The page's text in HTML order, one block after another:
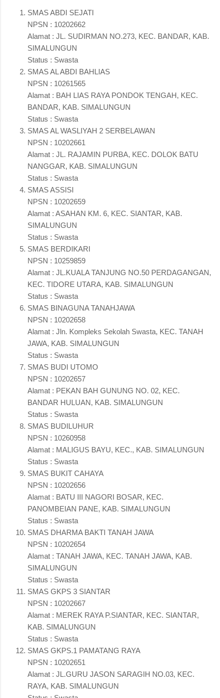
SMAS ABDI SEJATI
NPSN : 10202662
Alamat : JL. SUDIRMAN NO.273, KEC. BANDAR, KAB.
SIMALUNGUN
Status : Swasta
SMAS AL ABDI BAHLIAS
NPSN : 10261565
Alamat : BAH LIAS RAYA PONDOK TENGAH, KEC.
BANDAR, KAB. SIMALUNGUN
Status : Swasta
SMAS AL WASLIYAH 2 SERBELAWAN
NPSN : 10202661
Alamat : JL. RAJAMIN PURBA, KEC. DOLOK BATU
NANGGAR, KAB. SIMALUNGUN
Status : Swasta
SMAS ASSISI
NPSN : 10202659
Alamat : ASAHAN KM. 6, KEC. SIANTAR, KAB.
SIMALUNGUN
Status : Swasta
SMAS BERDIKARI
NPSN : 10259859
Alamat : JL.KUALA TANJUNG NO.50 PERDAGANGAN,
KEC. TIDORE UTARA, KAB. SIMALUNGUN
Status : Swasta
SMAS BINAGUNA TANAHJAWA
NPSN : 10202658
Alamat : Jln. Kompleks Sekolah Swasta, KEC. TANAH
JAWA, KAB. SIMALUNGUN
Status : Swasta
SMAS BUDI UTOMO
NPSN : 10202657
Alamat : PEKAN BAH GUNUNG NO. 02, KEC.
BANDAR HULUAN, KAB. SIMALUNGUN
Status : Swasta
SMAS BUDILUHUR
NPSN : 10260958
Alamat : MALIGUS BAYU, KEC., KAB. SIMALUNGUN
Status : Swasta
SMAS BUKIT CAHAYA
NPSN : 10202656
Alamat : BATU III NAGORI BOSAR, KEC.
PANOMBEIAN PANE, KAB. SIMALUNGUN
Status : Swasta
SMAS DHARMA BAKTI TANAH JAWA
NPSN : 10202654
Alamat : TANAH JAWA, KEC. TANAH JAWA, KAB.
SIMALUNGUN
Status : Swasta
SMAS GKPS 3 SIANTAR
NPSN : 10202667
Alamat : MEREK RAYA P.SIANTAR, KEC. SIANTAR,
KAB. SIMALUNGUN
Status : Swasta
SMAS GKPS.1 PAMATANG RAYA
NPSN : 10202651
Alamat : JL.GURU JASON SARAGIH NO.03, KEC.
RAYA, KAB. SIMALUNGUN